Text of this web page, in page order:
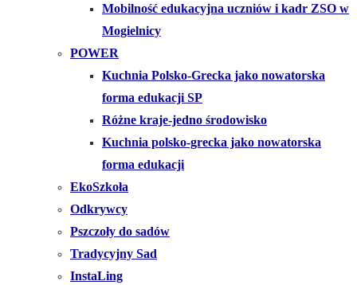
Mobilność edukacyjna uczniów i kadr ZSO w
Mogielnicy
POWER
Kuchnia Polsko-Grecka jako nowatorska
forma edukacji SP
Różne kraje-jedno środowisko
Kuchnia polsko-grecka jako nowatorska
forma edukacji
EkoSzkoła
Odkrywcy
Pszczoły do sadów
Tradycyjny Sad
InstaLing